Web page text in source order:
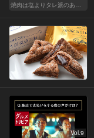
焼肉は塩よりタレ派のあなたへ！白米が欲しくなる！
Vol.9